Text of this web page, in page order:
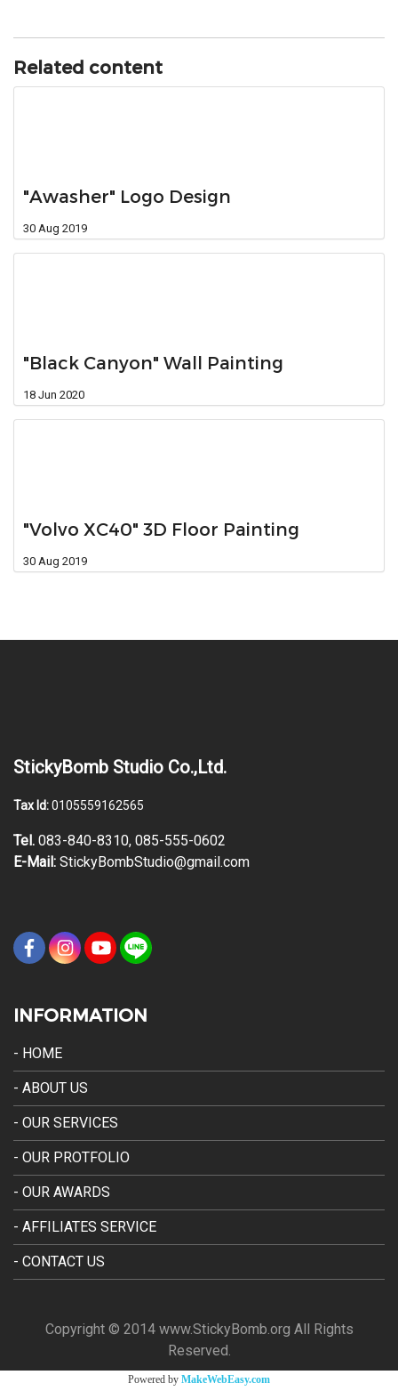
Related content
"Awasher" Logo Design
30 Aug 2019
"Black Canyon" Wall Painting
18 Jun 2020
"Volvo XC40" 3D Floor Painting
30 Aug 2019
StickyBomb Studio Co.,Ltd.
Tax Id:0105559162565
Tel. 083-840-8310, 085-555-0602
E-Mail: StickyBombStudio@gmail.com
INFORMATION
- HOME
- ABOUT US
- OUR SERVICES
- OUR PROTFOLIO
- OUR AWARDS
- AFFILIATES SERVICE
- CONTACT US
Copyright © 2014 www.StickyBomb.org All Rights
Reserved.
Powered by MakeWebEasy.com